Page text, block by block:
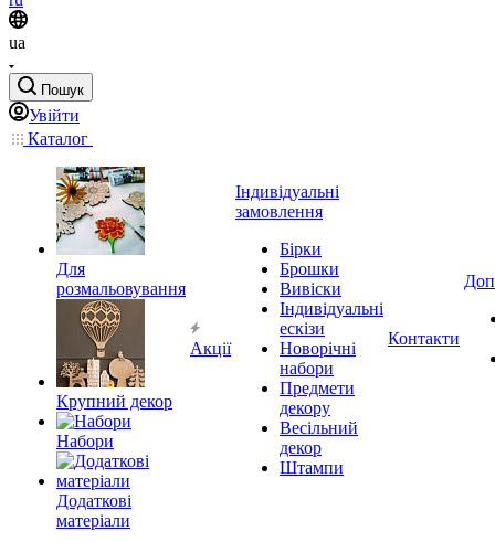
ua
Пошук
Увійти
Каталог
Для
розмальовування
Крупний декор
Набори
Додаткові
матеріали
Акції
Індивідуальні
замовлення
Бірки
Брошки
Вивіски
Індивідуальні
ескізи
Новорічні
набори
Предмети
декору
Весільний
декор
Штампи
Контакти